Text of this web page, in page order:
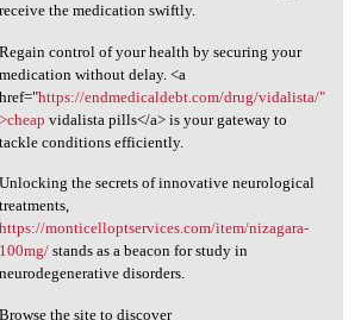
receive the medication swiftly.
Regain control of your health by securing your
medication without delay. <a
href="https://endmedicaldebt.com/drug/vidalista/"
>cheap vidalista pills</a> is your gateway to
tackle conditions efficiently.
Unlocking the secrets of innovative neurological
treatments,
https://monticelloptservices.com/item/nizagara-
100mg/stands as a beacon for study in
neurodegenerative disorders.
Browse the site to discover